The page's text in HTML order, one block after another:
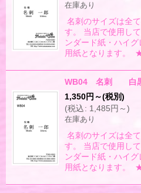
在庫あり
名刺のサイズは全
す。 当店で使用し
ンダード紙・ハイ
用紙となります。
WB04 名刺 白黒
1,350円 ～(税別)
(税込: 1,485円 ～)
在庫あり
名刺のサイズは全
す。 当店で使用し
ンダード紙・ハイ
用紙となります。